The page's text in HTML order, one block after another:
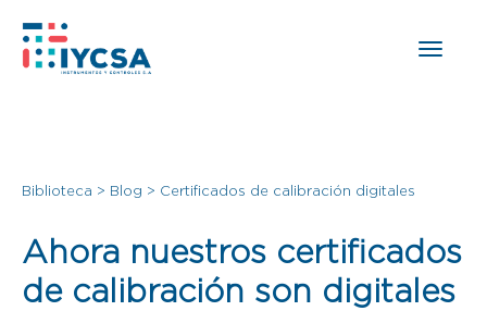
Biblioteca > Blog > Certificados de calibración digitales
Ahora nuestros certificados
de calibración son digitales